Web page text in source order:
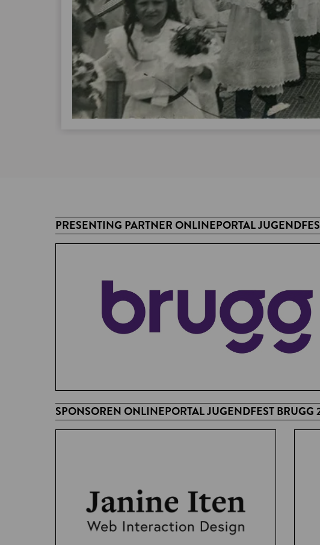
PRESENTING PARTNER ONLINEPORTAL
SPONSOREN ONLINEPORTAL JUGENDFEST BRUGG